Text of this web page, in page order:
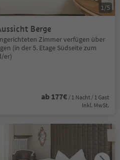
Berge
Zimmer verfügen über
(in der 5. Etage Südseite zum
er)
ab 177€ / 1 Nacht / 1 Gast
Inkl. MwSt.
1 /5